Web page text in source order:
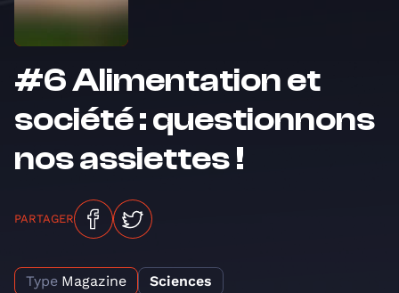
#6 Alimentation et
société : questionnons
nos assiettes !
PARTAGER
Type Magazine
Sciences